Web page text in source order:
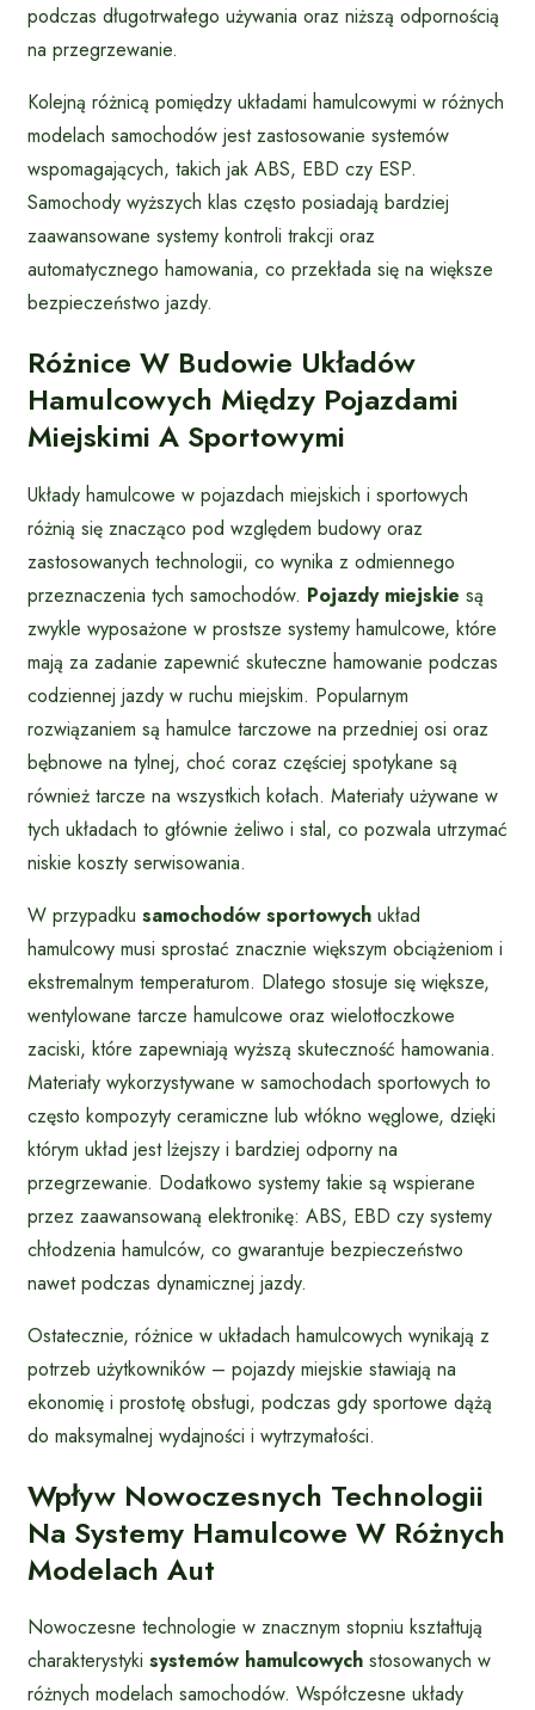
podczas długotrwałego używania oraz niższą odpornością
na przegrzewanie.
Kolejną różnicą pomiędzy układami hamulcowymi w różnych
modelach samochodów jest zastosowanie systemów
wspomagających, takich jak ABS, EBD czy ESP.
Samochody wyższych klas często posiadają bardziej
zaawansowane systemy kontroli trakcji oraz
automatycznego hamowania, co przekłada się na większe
bezpieczeństwo jazdy.
Różnice W Budowie Układów
Hamulcowych Między Pojazdami
Miejskimi A Sportowymi
Układy hamulcowe w pojazdach miejskich i sportowych
różnią się znacząco pod względem budowy oraz
zastosowanych technologii, co wynika z odmiennego
przeznaczenia tych samochodów. Pojazdy miejskie są
zwykle wyposażone w prostsze systemy hamulcowe, które
mają za zadanie zapewnić skuteczne hamowanie podczas
codziennej jazdy w ruchu miejskim. Popularnym
rozwiązaniem są hamulce tarczowe na przedniej osi oraz
bębnowe na tylnej, choć coraz częściej spotykane są
również tarcze na wszystkich kołach. Materiały używane w
tych układach to głównie żeliwo i stal, co pozwala utrzymać
niskie koszty serwisowania.
W przypadku samochodów sportowych układ
hamulcowy musi sprostać znacznie większym obciążeniom i
ekstremalnym temperaturom. Dlatego stosuje się większe,
wentylowane tarcze hamulcowe oraz wielotłoczkowe
zaciski, które zapewniają wyższą skuteczność hamowania.
Materiały wykorzystywane w samochodach sportowych to
często kompozyty ceramiczne lub włókno węglowe, dzięki
którym układ jest lżejszy i bardziej odporny na
przegrzewanie. Dodatkowo systemy takie są wspierane
przez zaawansowaną elektronikę: ABS, EBD czy systemy
chłodzenia hamulców, co gwarantuje bezpieczeństwo
nawet podczas dynamicznej jazdy.
Ostatecznie, różnice w układach hamulcowych wynikają z
potrzeb użytkowników – pojazdy miejskie stawiają na
ekonomię i prostotę obsługi, podczas gdy sportowe dążą
do maksymalnej wydajności i wytrzymałości.
Wpływ Nowoczesnych Technologii
Na Systemy Hamulcowe W Różnych
Modelach Aut
Nowoczesne technologie w znacznym stopniu kształtują
charakterystyki systemów hamulcowych stosowanych w
różnych modelach samochodów. Współczesne układy